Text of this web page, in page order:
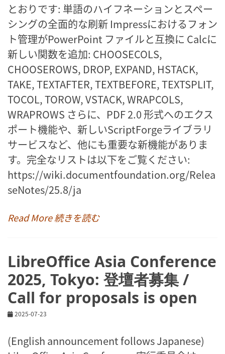
とおりです: 単語のハイフネーションとスペー
シングの全面的な刷新 Impressにおけるフォン
ト管理がPowerPoint ファイルと互換に Calcに
新しい関数を追加: CHOOSECOLS,
CHOOSEROWS, DROP, EXPAND, HSTACK,
TAKE, TEXTAFTER, TEXTBEFORE, TEXTSPLIT,
TOCOL, TOROW, VSTACK, WRAPCOLS,
WRAPROWS さらに、PDF 2.0 形式へのエクス
ポート機能や、新しいScriptForgeライブラリ
サービスなど、他にも重要な新機能がありま
す。完全なリストは以下をご覧ください:
https://wiki.documentfoundation.org/Relea
seNotes/25.8/ja
Read More 続きを読む
LibreOffice Asia Conference
2025, Tokyo: 登壇者募集 /
Call for proposals is open
2025-07-23
(English announcement follows Japanese)